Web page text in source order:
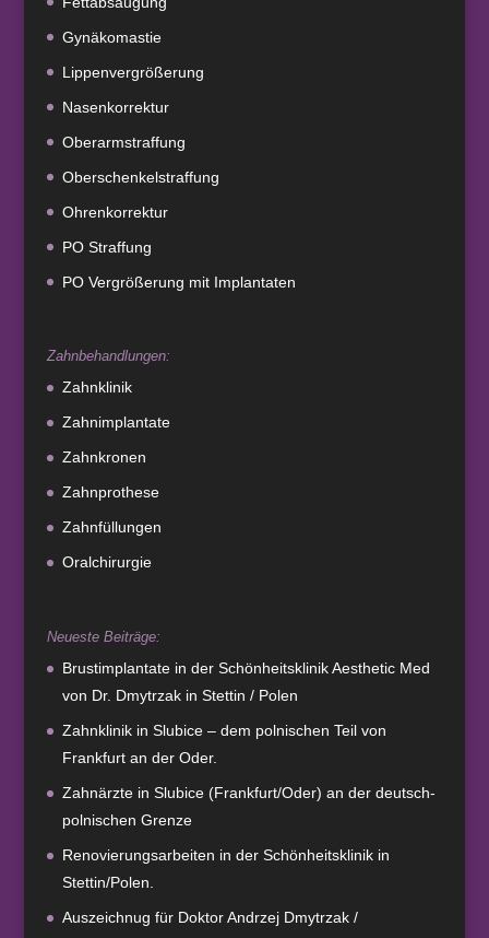
Gynäkomastie
Lippenvergrößerung
Nasenkorrektur
Oberarmstraffung
Oberschenkelstraffung
Ohrenkorrektur
PO Straffung
PO Vergrößerung mit Implantaten
Zahnbehandlungen:
Zahnklinik
Zahnimplantate
Zahnkronen
Zahnprothese
Zahnfüllungen
Oralchirurgie
Neueste Beiträge:
Brustimplantate in der Schönheitsklinik Aesthetic Med
von Dr. Dmytrzak in Stettin / Polen
Zahnklinik in Slubice – dem polnischen Teil von
Frankfurt an der Oder.
Zahnärzte in Slubice (Frankfurt/Oder) an der deutsch-
polnischen Grenze
Renovierungsarbeiten in der Schönheitsklinik in
Stettin/Polen.
Auszeichnug für Doktor Andrzej Dmytrzak /